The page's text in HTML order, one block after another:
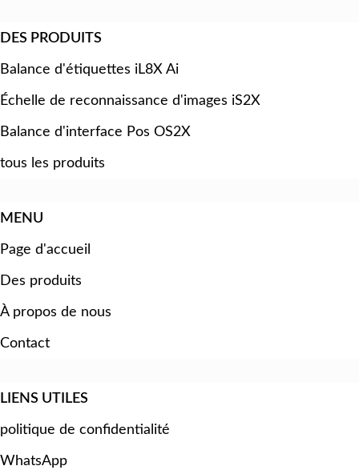
DES PRODUITS
Balance d'étiquettes iL8X Ai
Échelle de reconnaissance d'images iS2X
Balance d'interface Pos OS2X
tous les produits
MENU
Page d'accueil
Des produits
À propos de nous
Contact
LIENS UTILES
politique de confidentialité
WhatsApp